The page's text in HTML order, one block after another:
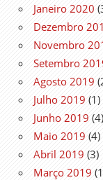
Janeiro 2020
Dezembro
Novembro
Setembro
Agosto 2019
Julho 2019 (1)
Junho 2019 (4)
Maio 2019 (4)
Abril 2019 (3)
Março 2019